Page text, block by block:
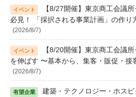
【8/27開催】東京商工会議
必見！ 「採択される事業計画」の作り
(2026/8/7)
【8/20開催】東京商工会議
を伸ばす 〜基本から、集客・販促・接
(2026/8/7)
建築・テクノロジー・ホス